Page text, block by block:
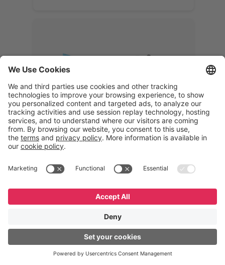
Memphis
Eduardo Ribeiro
CEO
uma solução 360°, que permite
logística reversa. Podemos
verificar, analisar, recondicionar e
reintegrar equipamentos à cadeia,